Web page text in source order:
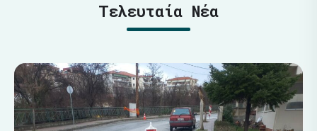
Τελευταία Νέα